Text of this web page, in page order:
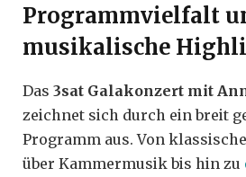
Programmvielfalt
musikalische
Das 3sat Galakonzert mit
zeichnet sich durch ein breit
Programm aus. Von
über Kammermusik bis hin zu